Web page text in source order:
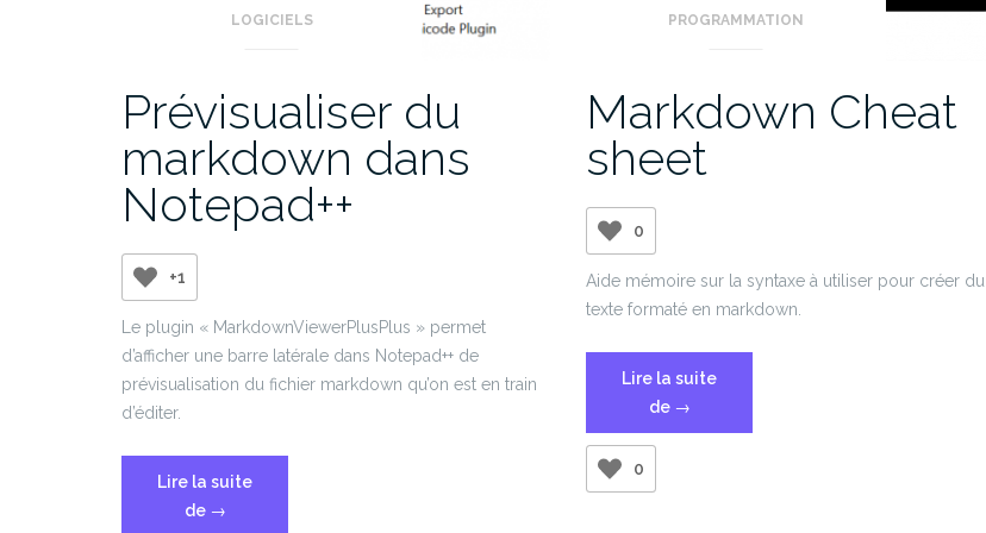
LOGICIELS
Prévisualiser du
markdown dans
Notepad++
+1
Le plugin « MarkdownViewerPlusPlus » permet
d’afficher une barre latérale dans Notepad++ de
prévisualisation du fichier markdown qu’on est en train
d’éditer.
Lire la suite
de « Prévisualiser
→
PROGRAMMATION
Markdown Cheat
sheet
0
Aide mémoire sur la syntaxe à utiliser pour créer du
texte formaté en markdown.
Lire la suite
de « Markdown
Cheat
→
0